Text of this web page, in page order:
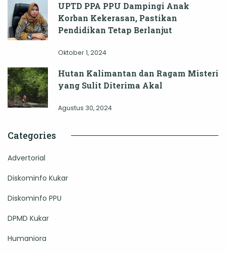
UPTD PPA PPU Dampingi Anak
Korban Kekerasan, Pastikan
Pendidikan Tetap Berlanjut
Oktober 1, 2024
Hutan Kalimantan dan Ragam Misteri
yang Sulit Diterima Akal
Agustus 30, 2024
Categories
Advertorial
Diskominfo Kukar
Diskominfo PPU
DPMD Kukar
Humaniora